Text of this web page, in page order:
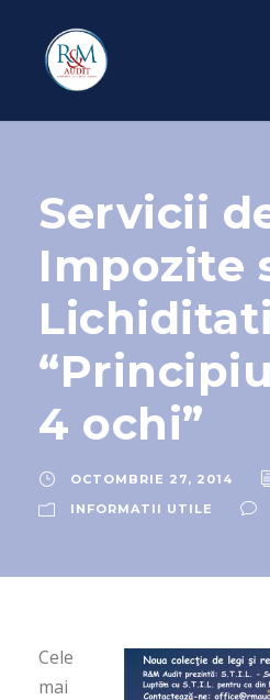
Servicii
Impozite
Lichiditati
4 ochi”
OCTOMBRIE 27, 2014
INFORMATII UTILE
Cele
mai